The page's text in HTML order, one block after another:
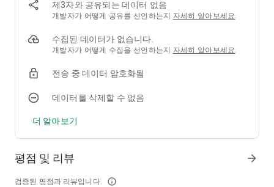
제3자와 공유되는 데이터 없음
개발자가 어떻게 공유를 선언하는지 자세히 알아보세요.
수집된 데이터가 없습니다.
개발자가 어떻게 수집을 선언하는지 자세히 알아보세요.
전송 중 데이터 암호화됨
데이터를 삭제할 수 없음
더 알아보기
평점 및 리뷰
검증된 평점과 리뷰입니다. info_outline
arrow_forward